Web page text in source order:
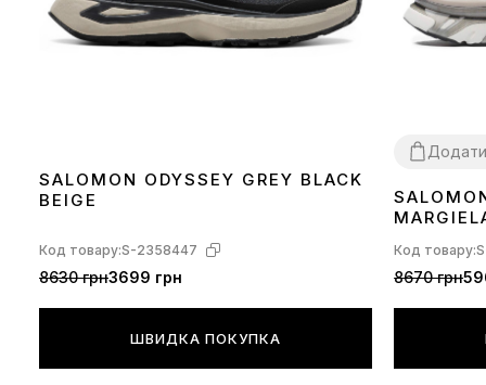
SALOMON ODYSSEY GREY BLACK
BEIGE
Код товару:S-2358447
8630 грн3699 грн
ШВИДКА ПОКУПКА
Додати
4144
GREEN
Код товару:
8670 грн